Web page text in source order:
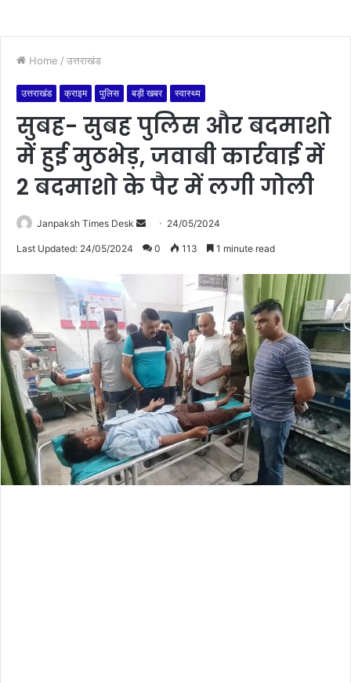
Home / उत्तराखंड
उत्तराखंड क्राइम पुलिस बड़ी खबर स्वास्थ्य
सुबह- सुबह पुलिस और बदमाशो
में हुई मुठभेड़, जवाबी कार्रवाई में
2 बदमाशो के पैर में लगी गोली
Janpaksh Times Desk
e
n
e
m
a
l
24/05/2024
Last Updated: 24/05/2024 0 113 1 minute read